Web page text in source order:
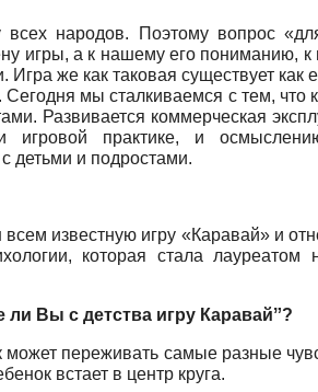
народов. Поэтому вопрос
игры, а к нашему его пониманию,
же как таковая существует
мы сталкиваемся с тем, что
Развивается коммерческая
практике, и
детьми и подростами.
известную игру «Каравай» и
которая стала
Вы с детства игру Каравайˮ?
может переживать самые разные
встает в центр круга.